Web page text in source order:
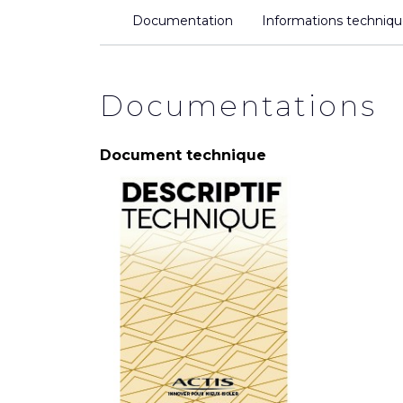
Documentation Informations
Documentations
Document technique